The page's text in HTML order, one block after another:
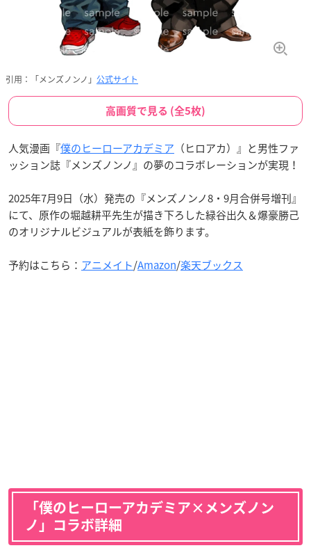
引用：「メンズノンノ」 公式サイト
高画質で見る (全5枚)
人気漫画『僕のヒーローアカデミア （ヒロアカ）』と男性ファ
ッション誌『メンズノンノ』の夢のコラボレーションが実現！
2025年7月9日（水）発売の『メンズノンノ8・9月合併号増刊』
にて、原作の堀越耕平先生が描き下ろした緑谷出久＆爆豪勝己
のオリジナルビジュアルが表紙を飾ります。
予約はこちら： アニメイト/Amazon/楽天ブックス
「僕のヒーローアカデミア×メンズノン
ノ」コラボ詳細